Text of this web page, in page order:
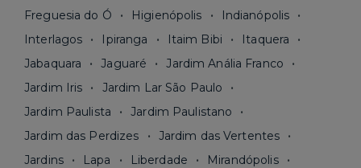
Freguesia do Ó
Higienópolis
Indianópolis
Interlagos
Ipiranga Itaim Bibi
Itaquera
Jabaquara
Jaguaré
Jardim Anália Franco
Jardim Iris
Jardim Lar São Paulo
Jardim Paulista
Jardim Paulistano
Jardim das Perdizes
Jardim das Vertentes
Jardins
Lapa Liberdade
Mirandópolis